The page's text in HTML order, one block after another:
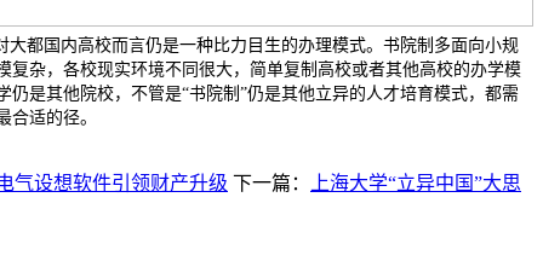
大都国内高校而言仍是一种比力目生的办理模式。书院制多面向小规
复杂，各校现实环境不同很大，简单复制高校或者其他高校的办学模
仍是其他院校，不管是“书院制”仍是其他立异的人才培育模式，都需
合适的径。
气设想软件引领财产升级 下一篇： 上海大学“立异中国”大思